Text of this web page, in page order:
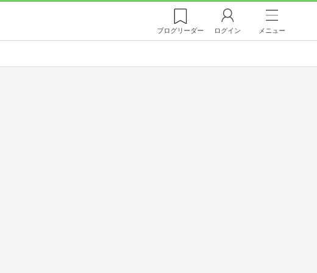
ブログリーダー ログイン メニュー